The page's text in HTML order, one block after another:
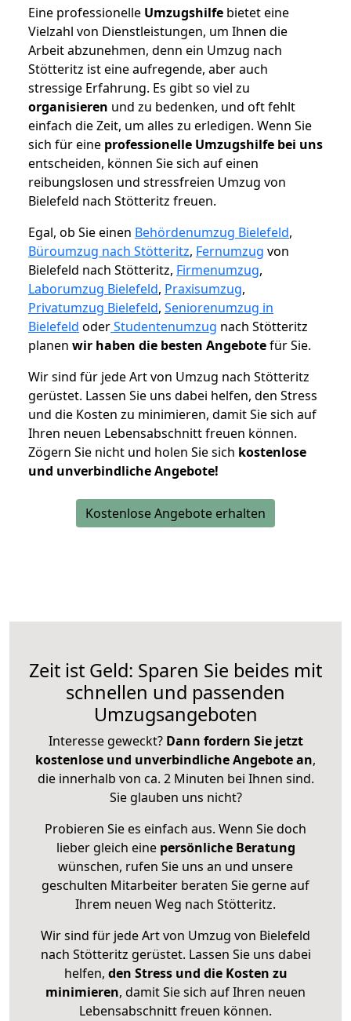
Eine professionelle Umzugshilfe bietet eine
Vielzahl von Dienstleistungen, um Ihnen die
Arbeit abzunehmen, denn ein Umzug nach
Stötteritz ist eine aufregende, aber auch
stressige Erfahrung. Es gibt so viel zu
organisieren und zu bedenken, und oft fehlt
einfach die Zeit, um alles zu erledigen. Wenn Sie
sich für eine professionelle Umzugshilfe bei uns
entscheiden, können Sie sich auf einen
reibungslosen und stressfreien Umzug von
Bielefeld nach Stötteritz freuen.
Egal, ob Sie einen Behördenumzug Bielefeld,
Büroumzug nach Stötteritz, Fernumzug von
Bielefeld nach Stötteritz, Firmenumzug,
Laborumzug Bielefeld, Praxisumzug,
Privatumzug Bielefeld, Seniorenumzug in
Bielefeld oderStudentenumzug nach Stötteritz
planen wir haben die besten Angebotefür Sie.
Wir sind für jede Art von Umzug nach Stötteritz
gerüstet. Lassen Sie uns dabei helfen, den Stress
und die Kosten zu minimieren, damit Sie sich auf
Ihren neuen Lebensabschnitt freuen können.
Zögern Sie nicht und holen Sie sich kostenlose
und unverbindliche Angebote!
Kostenlose Angebote erhalten
Zeit ist Geld: Sparen Sie beides mit
schnellen und passenden
Umzugsangeboten
Interesse geweckt? Dann fordern Sie jetzt
kostenlose und unverbindliche Angebote an,
die innerhalb von ca. 2 Minuten bei Ihnen sind.
Sie glauben uns nicht?
Probieren Sie es einfach aus. Wenn Sie doch
lieber gleich eine persönliche Beratung
wünschen, rufen Sie uns an und unsere
geschulten Mitarbeiter beraten Sie gerne auf
Ihrem neuen Weg nach Stötteritz.
Wir sind für jede Art von Umzug von Bielefeld
nach Stötteritz gerüstet. Lassen Sie uns dabei
helfen, den Stress und die Kosten zu
minimieren, damit Sie sich auf Ihren neuen
Lebensabschnitt freuen können.